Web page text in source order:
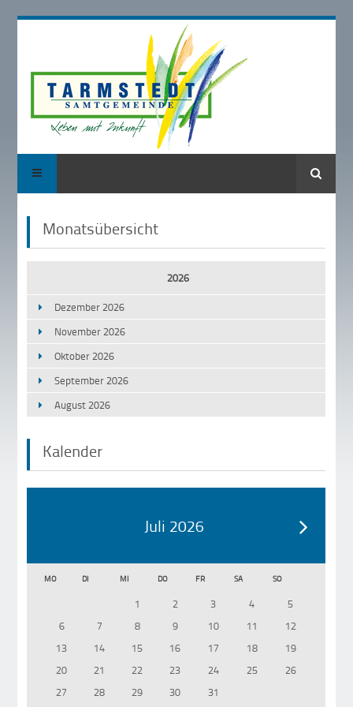
Suche
Monatsübersicht
2026
Dezember 2026
November 2026
Oktober 2026
September 2026
August 2026
Kalender
Juli 2026
MO DI MI DO FR SA SO
1 2 3 4
5
6
7 8 9 10 11
12
13
14 15 16 17 18
19
20
21 22 23 24 25
26
27
28 29 30 31